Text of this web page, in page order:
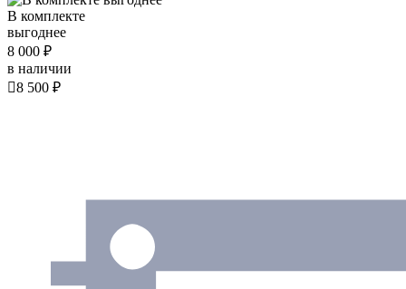
В комплекте
выгоднее
8 000 ₽
в наличии
8 500 ₽